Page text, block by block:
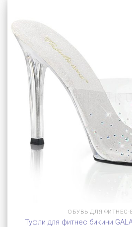
ОБУВЬ ДЛЯ ФИТНЕС-
Туфли для фитнес бикини